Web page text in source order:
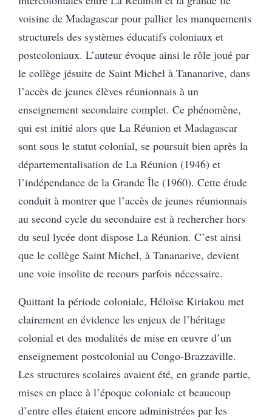
voisine de Madagascar pour pallier les manquements
structurels des systèmes éducatifs coloniaux et
postcoloniaux. L’auteur évoque ainsi le rôle joué par
le collège jésuite de Saint Michel à Tananarive, dans
l’accès de jeunes élèves réunionnais à un
enseignement secondaire complet. Ce phénomène,
qui est initié alors que La Réunion et Madagascar
sont sous le statut colonial, se poursuit bien après la
départementalisation de La Réunion (1946) et
l’indépendance de la Grande Île (1960). Cette étude
conduit à montrer que l’accès de jeunes réunionnais
au second cycle du secondaire est à rechercher hors
du seul lycée dont dispose La Réunion. C’est ainsi
que le collège Saint Michel, à Tananarive, devient
une voie insolite de recours parfois nécessaire.
Quittant la période coloniale, Héloïse Kiriakou met
clairement en évidence les enjeux de l’héritage
colonial et des modalités de mise en œuvre d’un
enseignement postcolonial au Congo-Brazzaville.
Les structures scolaires avaient été, en grande partie,
mises en place à l’époque coloniale et beaucoup
d’entre elles étaient encore administrées par les